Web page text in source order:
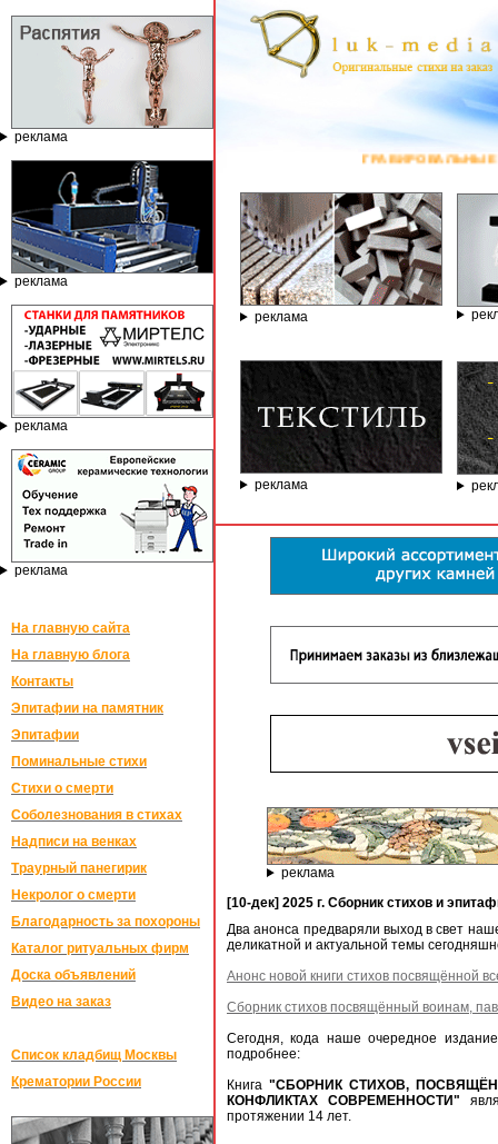
реклама
реклама
реклама
реклама
На главную сайта
На главную блога
Контакты
Эпитафии на памятник
Эпитафии
Поминальные стихи
Стихи о смерти
Соболезнования в стихах
Надписи на венках
Траурный панегирик
Некролог о смерти
Благодарность за похороны
Каталог ритуальных фирм
Доска объявлений
Видео на заказ
Список кладбищ Москвы
Крематории России
ГРАВИРОВАЛЬНЫЕ И ФРЕЗЕРНЫЕ
реклама
реклама
реклама
[10-дек] 2025 г. Сборник стихов и
Два анонса предваряли выход в свет
деликатной и актуальной темы
Анонс новой книги стихов посвящённой
Сборник стихов посвящённый воинам,
Сегодня, кода наше очередное
подробнее:
Книга"СБОРНИК СТИХОВ,
КОНФЛИКТАХ СОВРЕМЕННОСТИ"
протяжении 14 лет.